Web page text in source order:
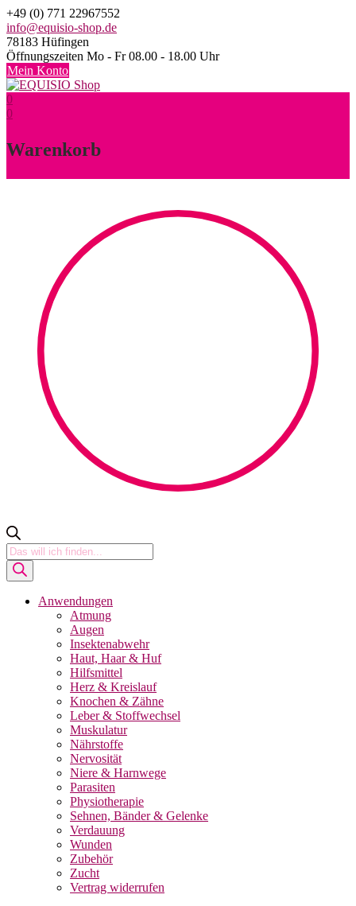
Skip
to
content
+49 (0) 771 22967552
info@equisio-shop.de
78183 Hüfingen
Öffnungszeiten Mo - Fr 08.00 - 18.00 Uhr
Mein Konto
0
0
Warenkorb
Products
search
Anwendungen
Atmung
Augen
Insektenabwehr
Haut, Haar & Huf
Hilfsmittel
Herz & Kreislauf
Knochen & Zähne
Leber & Stoffwechsel
Muskulatur
Nährstoffe
Nervosität
Niere & Harnwege
Parasiten
Physiotherapie
Sehnen, Bänder & Gelenke
Verdauung
Wunden
Zubehör
Zucht
Vertrag widerrufen